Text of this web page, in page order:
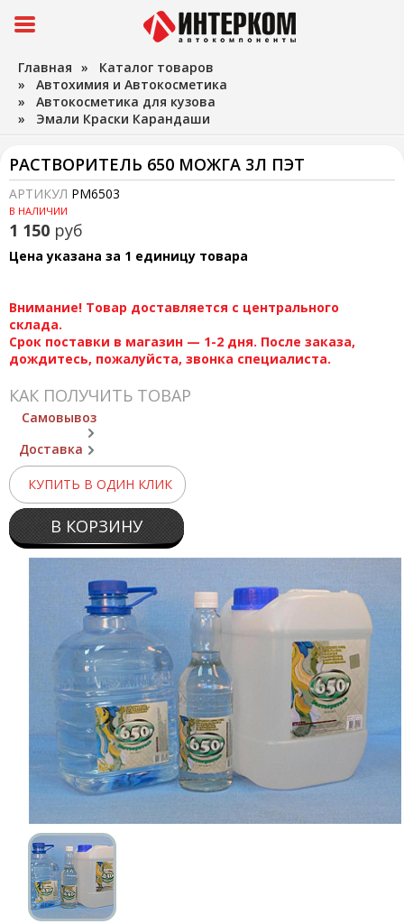
Главная » Каталог товаров
» Автохимия и Автокосметика
» Автокосметика для кузова
» Эмали Краски Карандаши
РАСТВОРИТЕЛЬ 650 МОЖГА 3Л ПЭТ
АРТИКУЛ РМ6503
В НАЛИЧИИ
1 150 руб
Цена указана за 1 единицу товара
Внимание! Товар доставляется с центрального
склада.
Срок поставки в магазин — 1-2 дня. После заказа,
дождитесь, пожалуйста, звонка специалиста.
КАК ПОЛУЧИТЬ ТОВАР
Самовывоз
Доставка
КУПИТЬ В ОДИН КЛИК
В КОРЗИНУ